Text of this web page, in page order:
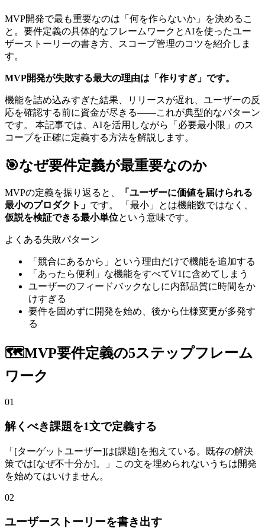
MVP開発で最も重要なのは「何を作らないか」を決めるこ
と。要件定義の具体的なフレームワークとAIを使ったユー
ザーストーリーの書き方、スコープ管理のコツを紹介しま
す。
MVP開発が失敗する最大の理由は「作りすぎ」です。
機能を詰め込みすぎた結果、リリースが遅れ、ユーザーの反
応を確認する前に資金が尽きる——これが典型的なパターン
です。 本記事では、AIを活用しながら「必要最小限」のス
コープを正確に定義する方法を解説します。
🎯なぜ要件定義が最重要なのか
MVPの定義を振り返ると、
「ユーザーに価値を届けられる
最小のプロダクト」 です。 「最小」とは機能数ではなく、
仮説を検証できる最小単位という意味です。
よくある失敗パターン
「競合にあるから」という理由だけで機能を追加する
「あったら便利」な機能をすべてV1に含めてしまう
ユーザーのフィードバックなしに内部品質に時間をか
けすぎる
要件を固めずに開発を始め、後から仕様変更が多発す
る
🗺️MVP要件定義の5ステップフレーム
ワーク
01
解くべき課題を1文で定義する
「[ターゲットユーザー]は[課題]を抱えている。既存の解決
策では[なぜ不十分か]。」この文を埋められないうちは開発
を始めてはいけません。
02
ユーザーストーリーを書き出す